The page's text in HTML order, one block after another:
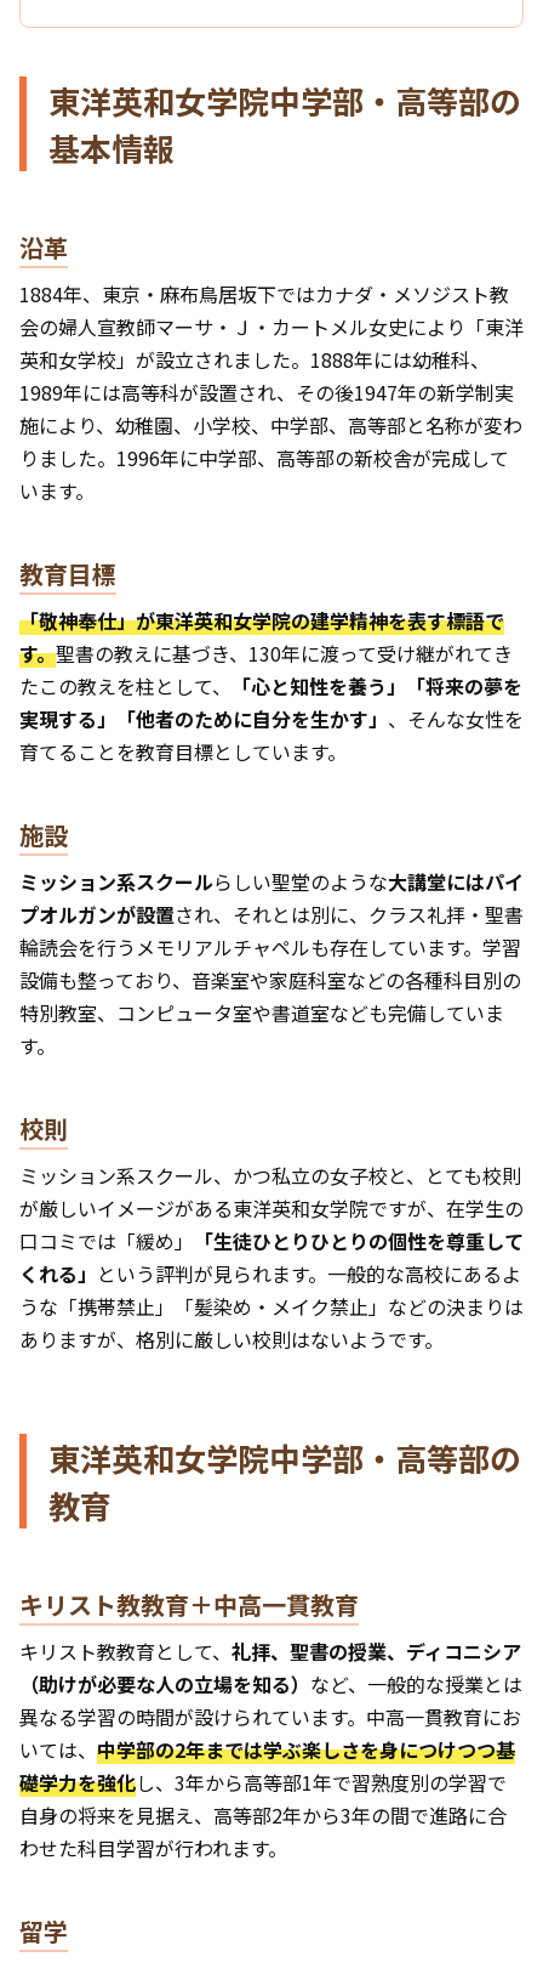
東洋英和女学院中学部・高等部の
基本情報
沿革
1884年、東京・麻布鳥居坂下ではカナダ・メソジスト教
会の婦人宣教師マーサ・Ｊ・カートメル女史により「東洋
英和女学校」が設立されました。1888年には幼稚科、
1989年には高等科が設置され、その後1947年の新学制実
施により、幼稚園、小学校、中学部、高等部と名称が変わ
りました。1996年に中学部、高等部の新校舎が完成して
います。
教育目標
「敬神奉仕」が東洋英和女学院の建学精神を表す標語で
す。聖書の教えに基づき、130年に渡って受け継がれてき
たこの教えを柱として、
「心と知性を養う」「将来の夢を
実現する」「他者のために自分を生かす」 、そんな女性を
育てることを教育目標としています。
施設
ミッション系スクールらしい聖堂のような大講堂にはパイ
プオルガンが設置され、それとは別に、クラス礼拝・聖書
輪読会を行うメモリアルチャペルも存在しています。学習
設備も整っており、音楽室や家庭科室などの各種科目別の
特別教室、コンピュータ室や書道室なども完備していま
す。
校則
ミッション系スクール、かつ私立の女子校と、とても校則
が厳しいイメージがある東洋英和女学院ですが、在学生の
口コミでは「緩め」
「生徒ひとりひとりの個性を尊重して
くれる」 という評判が見られます。一般的な高校にあるよ
うな「携帯禁止」「髪染め・メイク禁止」などの決まりは
ありますが、格別に厳しい校則はないようです。
東洋英和女学院中学部・高等部の
教育
キリスト教教育＋中高一貫教育
キリスト教教育として、 礼拝、聖書の授業、ディコニシア
（助けが必要な人の立場を知る） など、一般的な授業とは
異なる学習の時間が設けられています。中高一貫教育にお
いては、 中学部の2年までは学ぶ楽しさを身につけつつ基
礎学力を強化し、3年から高等部1年で習熟度別の学習で
自身の将来を見据え、高等部2年から3年の間で進路に合
わせた科目学習が行われます。
留学